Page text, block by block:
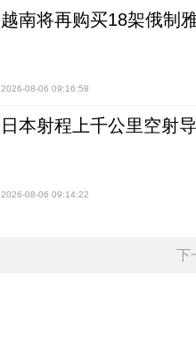
越南将再购买18架俄制
2026-08-06 09:16:58
日本射程上千公里空射
2026-08-06 09:14:22
下